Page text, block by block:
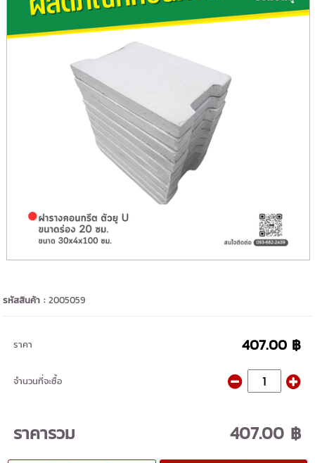
รหัสสินค้า :2005059
ราคา 407.00 ฿
จำนวนที่จะซื้อ
ราคารวม 407.00 ฿